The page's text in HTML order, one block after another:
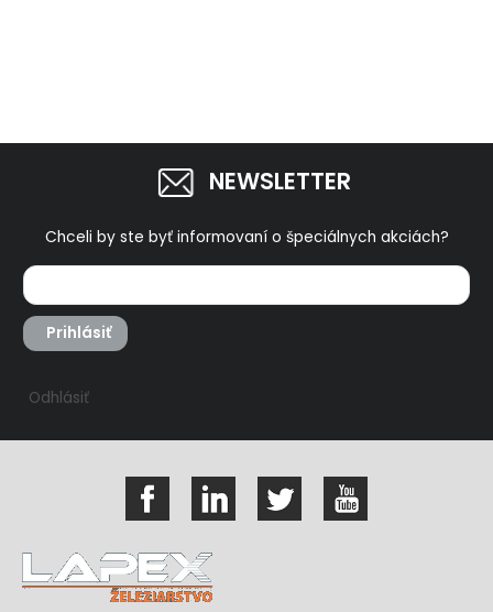
NEWSLETTER
Chceli by ste byť informovaní o špeciálnych akciách?
Prihlásiť
Odhlásiť